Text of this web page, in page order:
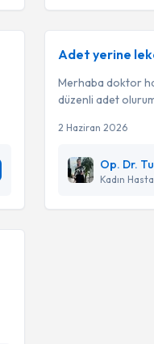
Adet yerine
Merhaba doktor
düzenli adet
2 Haziran 2026
Op. Dr.
Kadın